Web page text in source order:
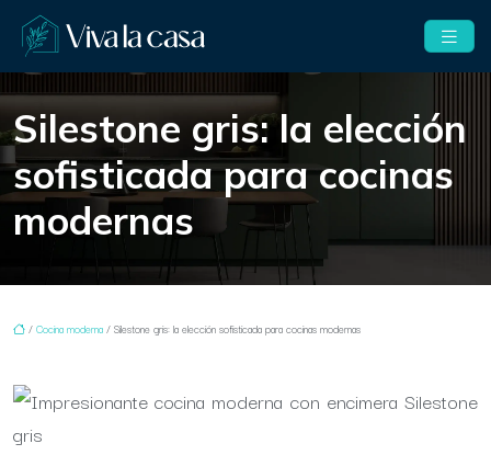
Silestone gris: la elección
sofisticada para cocinas
modernas
/ Cocina moderna / Silestone gris: la elección sofisticada para cocinas modernas